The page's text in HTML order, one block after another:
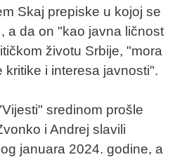
Skaj prepiske u kojoj se
a da on "kao javna ličnost
životu Srbije, "mora
kritike i interesa javnosti".
sredinom prošle
i Andrej slavili
januara 2024. godine, a